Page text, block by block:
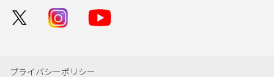
プライバシーポリシー